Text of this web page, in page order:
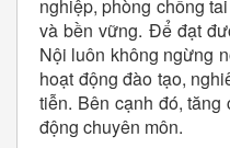
nghiệp, phòng chống
và bền vững. Để đạt
Nội luôn không ngừng
hoạt động đào tạo,
tiễn. Bên cạnh đó,
động chuyên môn.